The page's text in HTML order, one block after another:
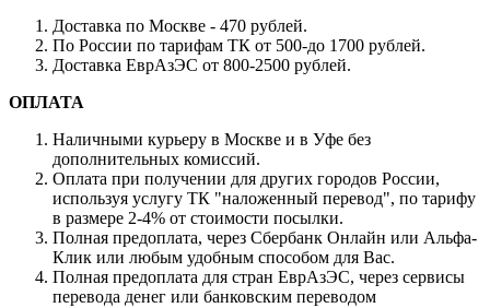
Доставка по Москве - 470 рублей.
По России по тарифам ТК от 500-до 1700 рублей.
Доставка ЕврАзЭС от 800-2500 рублей.
ОПЛАТА
Наличными курьеру в Москве и в Уфе без
дополнительных комиссий.
Оплата при получении для других городов России,
используя услугу ТК "наложенный перевод", по тарифу
в размере 2-4% от стоимости посылки.
Полная предоплата, через Сбербанк Онлайн или Альфа-
Клик или любым удобным способом для Вас.
Полная предоплата для стран ЕврАзЭС, через сервисы
перевода денег или банковским переводом